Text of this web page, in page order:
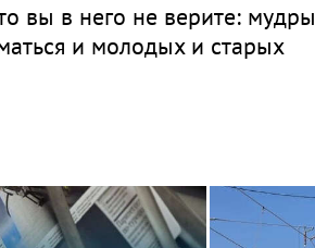
вы в него не верите:
и молодых и старых